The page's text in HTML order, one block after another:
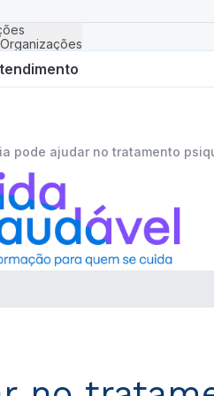
pode ajudar no tratamento